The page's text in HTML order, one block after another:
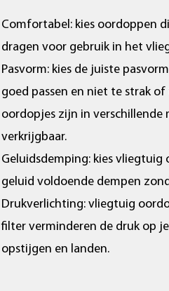
Comfortabel: kies oordoppen
dragen voor gebruik in het
Pasvorm: kies de juiste
goed passen en niet te strak
oordopjes zijn in verschillende
verkrijgbaar.
Geluidsdemping: kies
geluid voldoende dempen
Drukverlichting: vliegtuig
filter verminderen de druk op
opstijgen en landen.